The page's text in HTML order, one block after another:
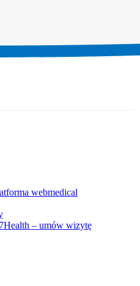
webmedical
– umów wizytę